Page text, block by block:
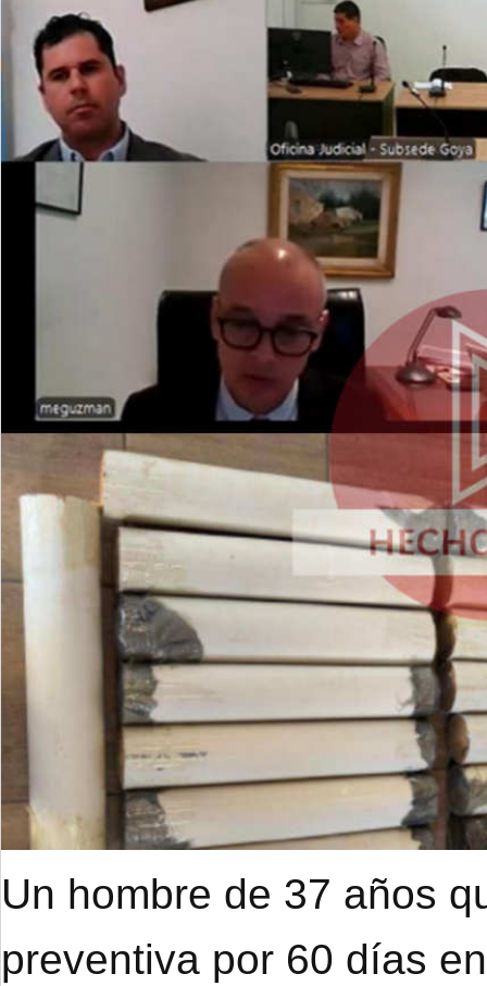
Un hombre de 37 años
preventiva por 60 días